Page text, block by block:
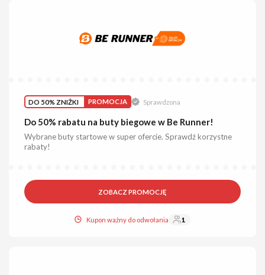
DO 50% ZNIŻKI PROMOCJA Sprawdzona
Do 50% rabatu na buty biegowe w Be Runner!
Wybrane buty startowe w super ofercie. Sprawdź korzystne
rabaty!
ZOBACZ PROMOCJĘ
Kupon ważny do odwołania 1